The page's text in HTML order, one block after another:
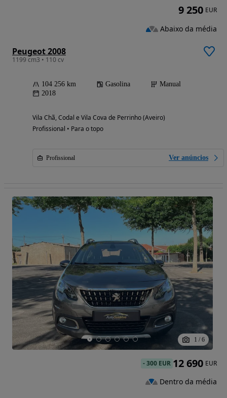
Peugeot 2008
1199 cm3 • 110 cv
104 256 km Gasolina
Manual
2018
Vila Chã, Codal e Vila Cova de Perrinho (Aveiro)
Profissional • Para o topo
Profissional Ver anúncios
9 250 EUR
Abaixo da média
1 / 6
-300 EUR 12 690 EUR
Dentro da média